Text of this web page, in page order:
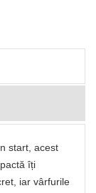
start, acest
îți
iar vârfurile